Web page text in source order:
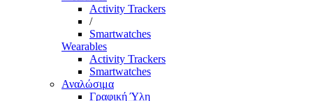
Activity Trackers
/
Smartwatches
Wearables
Activity Trackers
Smartwatches
Αναλώσιμα
Γραφική Ύλη